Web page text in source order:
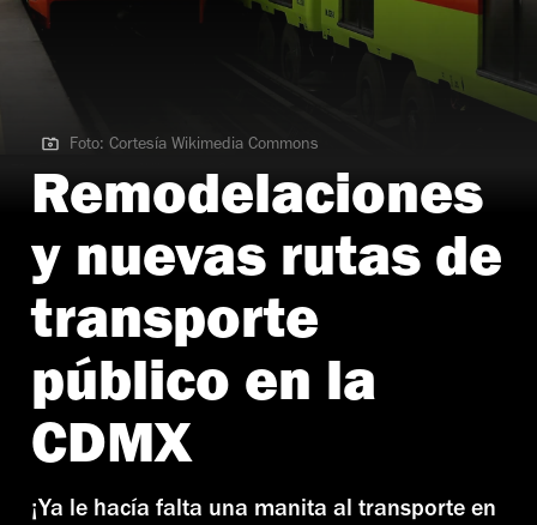
Foto: Cortesía Wikimedia Commons
Foto: Cortesía Wikimedia Commons
Remodelaciones
y nuevas rutas de
transporte
público en la
CDMX
¡Ya le hacía falta una manita al transporte en